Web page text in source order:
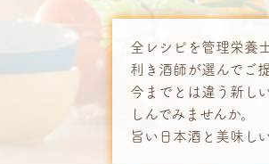
全レシピを管理栄養
利き酒師が選んでご
今までとは違う新し
しんでみませんか。
旨い日本酒と美味し